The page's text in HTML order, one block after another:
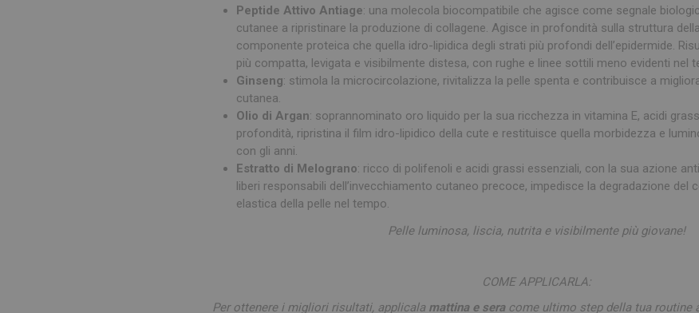
Peptide Attivo Antiage: una molecola biocompatibile che agisce come segnale
cutanee a ripristinare la produzione di collagene. Agisce in profondità sulla struttura
componente proteica che quella idro-lipidica degli strati più profondi dell’epidermide.
più compatta, levigata e visibilmente distesa, con rughe e linee sottili meno evidenti nel
Ginseng: stimola la microcircolazione, rivitalizza la pelle spenta e contribuisce a
cutanea.
Olio di Argan: soprannominato oro liquido per la sua ricchezza in vitamina E, acidi
profondità, ripristina il film idro-lipidico della cute e restituisce quella morbidezza e
con gli anni.
Estratto di Melograno: ricco di polifenoli e acidi grassi essenziali, con la sua azione
liberi responsabili dell’invecchiamento cutaneo precoce, impedisce la degradazione del
elastica della pelle nel tempo.
Pelle luminosa, liscia, nutrita e visibilmente più giovane!
COME APPLICARLA:
Per ottenere i migliori risultati, applicala mattina e seracome ultimo step della tua routine